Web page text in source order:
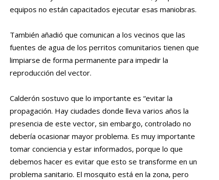
equipos no están capacitados ejecutar esas maniobras.
También añadió que comunican a los vecinos que las
fuentes de agua de los perritos comunitarios tienen que
limpiarse de forma permanente para impedir la
reproducción del vector.
Calderón sostuvo que lo importante es “evitar la
propagación. Hay ciudades donde lleva varios años la
presencia de este vector, sin embargo, controlado no
debería ocasionar mayor problema. Es muy importante
tomar conciencia y estar informados, porque lo que
debemos hacer es evitar que esto se transforme en un
problema sanitario. El mosquito está en la zona, pero